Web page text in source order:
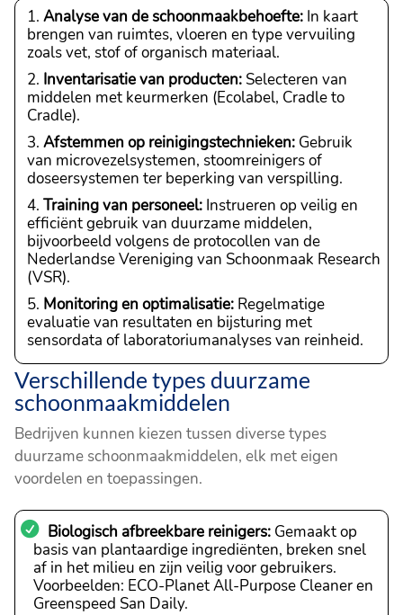
Analyse van de schoonmaakbehoefte: In kaart
brengen van ruimtes, vloeren en type vervuiling
zoals vet, stof of organisch materiaal.
Inventarisatie van producten: Selecteren van
middelen met keurmerken (Ecolabel, Cradle to
Cradle).
Afstemmen op reinigingstechnieken: Gebruik
van microvezelsystemen, stoomreinigers of
doseersystemen ter beperking van verspilling.
Training van personeel: Instrueren op veilig en
efficiënt gebruik van duurzame middelen,
bijvoorbeeld volgens de protocollen van de
Nederlandse Vereniging van Schoonmaak Research
(VSR).
Monitoring en optimalisatie: Regelmatige
evaluatie van resultaten en bijsturing met
sensordata of laboratoriumanalyses van reinheid.
Verschillende types duurzame
schoonmaakmiddelen
Bedrijven kunnen kiezen tussen diverse types
duurzame schoonmaakmiddelen, elk met eigen
voordelen en toepassingen.
Biologisch afbreekbare reinigers: Gemaakt op
basis van plantaardige ingrediënten, breken snel
af in het milieu en zijn veilig voor gebruikers.
Voorbeelden: ECO-Planet All-Purpose Cleaner en
Greenspeed San Daily.